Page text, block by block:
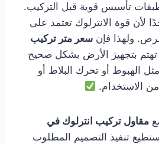
تأسيس قوية قبل التركيب.
لأن قوة الانترلوك تعتمد على
ولهذا فإن سعر متر تركيب
تهتم بتجهيز الأرض بشكل صحيح
الهبوط أو تحرك البلاط أو
الاستخدام.
مقاول تركيب انترلوك في
تنفيذ التصميم المطلوب